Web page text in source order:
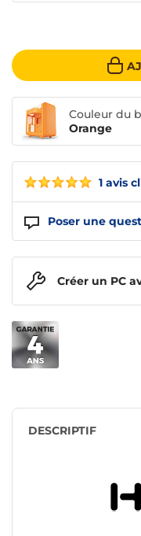
1 avis
Poser une
Couleur du
Orange
Créer un PC
DESCRIPTIF